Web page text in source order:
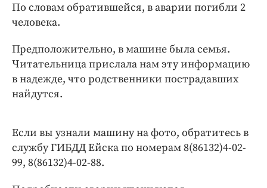
По словам обратившейся, в аварии погибли 2
человека.
Предположительно, в машине была семья.
Читательница прислала нам эту информацию
в надежде, что родственники пострадавших
найдутся.
Если вы узнали машину на фото, обратитесь в
службу ГИБДД Ейска по номерам 8(86132)4-02-
99, 8(86132)4-02-88.